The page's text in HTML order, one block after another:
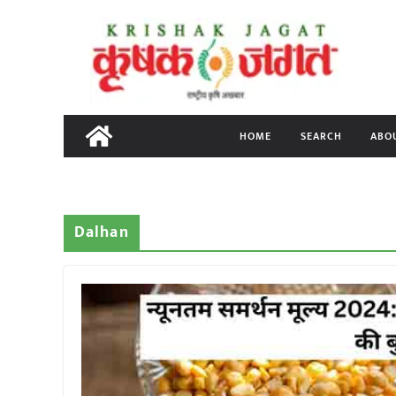
content
HOME SEARCH
Dalhan